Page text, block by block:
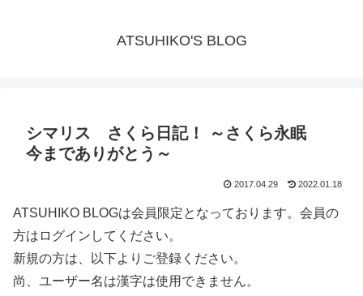
ATSUHIKO'S BLOG
シマリス さくら日記！ ～さくら永眠
今までありがとう～
2017.04.29 2022.01.18
ATSUHIKO BLOGは会員限定となっております。会員の
方はログインしてください。
新規の方は、以下よりご登録ください。
尚、ユーザー名は漢字は使用できません。